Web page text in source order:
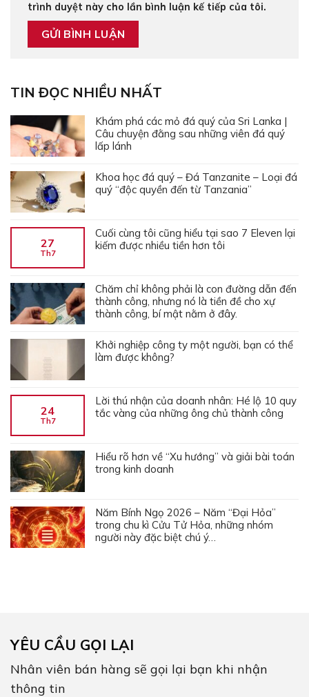
trình duyệt này cho lần bình luận kế tiếp của tôi.
TIN ĐỌC NHIỀU NHẤT
Khám phá các mỏ đá quý của Sri Lanka |
Câu chuyện đằng sau những viên đá quý
lấp lánh
Khoa học đá quý – Đá Tanzanite – Loại đá
quý “độc quyền đến từ Tanzania”
27
Th7
Cuối cùng tôi cũng hiểu tại sao 7 Eleven lại
kiếm được nhiều tiền hơn tôi
Chăm chỉ không phải là con đường dẫn đến
thành công, nhưng nó là tiền đề cho xự
thành công, bí mật nằm ở đây.
Khởi nghiệp công ty một người, bạn có thể
làm được không?
24
Th7
Lời thú nhận của doanh nhân: Hé lộ 10 quy
tắc vàng của những ông chủ thành công
Hiểu rõ hơn về “Xu hướng” và giải bài toán
trong kinh doanh
Năm Bính Ngọ 2026 – Năm “Đại Hỏa”
trong chu kì Cửu Tử Hỏa, những nhóm
người này đặc biệt chú ý…
YÊU CẦU GỌI LẠI
Nhân viên bán hàng sẽ gọi lại bạn khi nhận
thông tin